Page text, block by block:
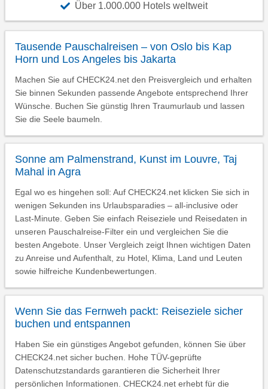
Über 1.000.000 Hotels weltweit
Tausende Pauschalreisen – von Oslo bis Kap
Horn und Los Angeles bis Jakarta
Machen Sie auf CHECK24.net den Preisvergleich und erhalten
Sie binnen Sekunden passende Angebote entsprechend Ihrer
Wünsche. Buchen Sie günstig Ihren Traumurlaub und lassen
Sie die Seele baumeln.
Sonne am Palmenstrand, Kunst im Louvre, Taj
Mahal in Agra
Egal wo es hingehen soll: Auf CHECK24.net klicken Sie sich in
wenigen Sekunden ins Urlaubsparadies – all-inclusive oder
Last-Minute. Geben Sie einfach Reiseziele und Reisedaten in
unseren Pauschalreise-Filter ein und vergleichen Sie die
besten Angebote. Unser Vergleich zeigt Ihnen wichtigen Daten
zu Anreise und Aufenthalt, zu Hotel, Klima, Land und Leuten
sowie hilfreiche Kundenbewertungen.
Wenn Sie das Fernweh packt: Reiseziele sicher
buchen und entspannen
Haben Sie ein günstiges Angebot gefunden, können Sie über
CHECK24.net sicher buchen. Hohe TÜV-geprüfte
Datenschutzstandards garantieren die Sicherheit Ihrer
persönlichen Informationen. CHECK24.net erhebt für die